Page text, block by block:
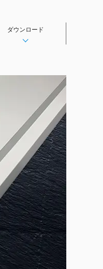
ダウンロード